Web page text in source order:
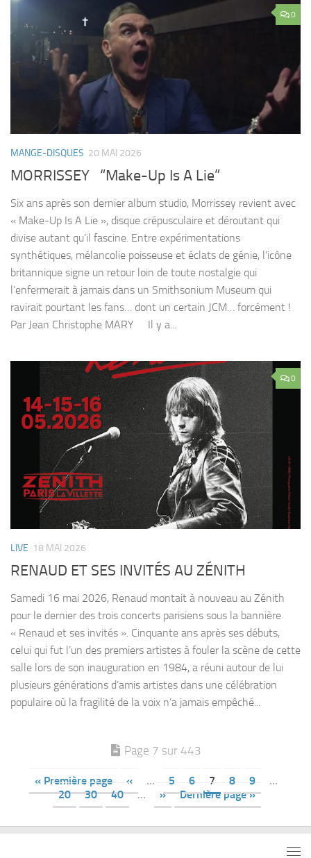
0
MANGE-DISQUES 20 MAI 2026
MORRISSEY “Make-Up Is A Lie”
Six ans après son dernier album studio, Morrissey revient avec
« Make-Up Is A Lie », disque crépusculaire et déroutant qui
divise autant qu’il fascine. Entre expérimentations
synthétiques, mélancolie poisseuse et éclats de génie, l’icône
britannique signe un retour loin de toute nostalgie qui
l’enfermerait à jamais dans un Smithsonium Museum qui
ravirait pourtant les fans… dont un certain JCM… forcément !
Par Jean Christophe MARY Il y a...
0
LIVE 18 MAI 2026
RENAUD ET SES INVITÉS AU ZÉNITH
Samedi 16 mai 2026, Renaud montait à nouveau au Zénith
pour le dernier des trois concerts parisiens sous la bannière
« Renaud et ses invités ». Cinquante ans après ses débuts,
celui qui fut l’un des premiers artistes à fouler la scène de cette
salle lors de son inauguration en 1984, a réuni autour de lui
plusieurs générations d’amis artistes dans une célébration
populaire où la fragilité de la voix n’a jamais empêché...
Page 7 sur 443
« Première page « … 5 6 7 8 9
…
20
30 40 … » Dernière page »